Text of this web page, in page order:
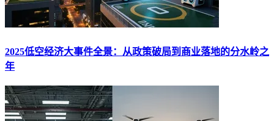
2025低空经济大事件全景：从政策破局到商业落地的分水岭之
年